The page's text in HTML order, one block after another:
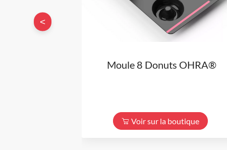
Moule 8 Donuts OHRA®
Voir sur la boutique
<